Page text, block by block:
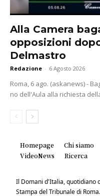
Alla Camera
opposizioni
Delmastro
Redazione - 6 Agosto 2026
Roma, 6 ago. (askanews) -
no dell'Aula alla richiesta
Homepage Chi siamo
VideoNews
Ricerca
Il Domani d'Italia, quotidiano
Stampa del Tribunale di Roma.